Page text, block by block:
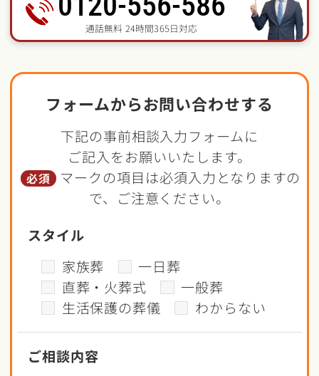
通話無料 24時間365日対応
フォームからお問い合わせする
下記の事前相談入力フォームに
ご記入をお願いいたします。
必須
マークの項目は必須入力となりますの
で、ご注意ください。
スタイル
家族葬
一日葬
直葬・火葬式
一般葬
生活保護の葬儀
わからない
ご相談内容